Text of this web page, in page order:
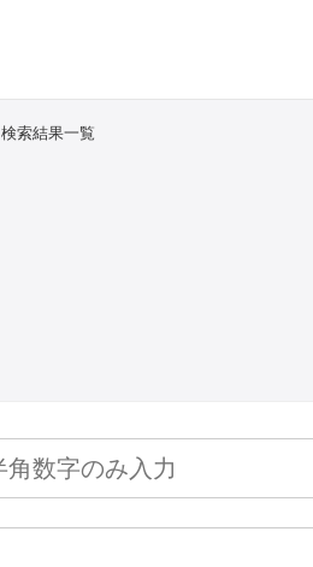
検索結果一覧